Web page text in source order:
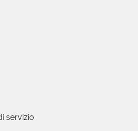
bene anche il significato:
medico per indicare
che non hanno la
che le caraterizza.
servizio